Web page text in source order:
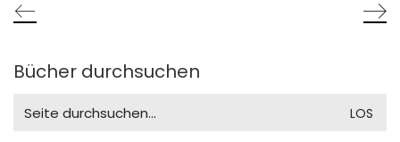
Bücher durchsuchen
for: